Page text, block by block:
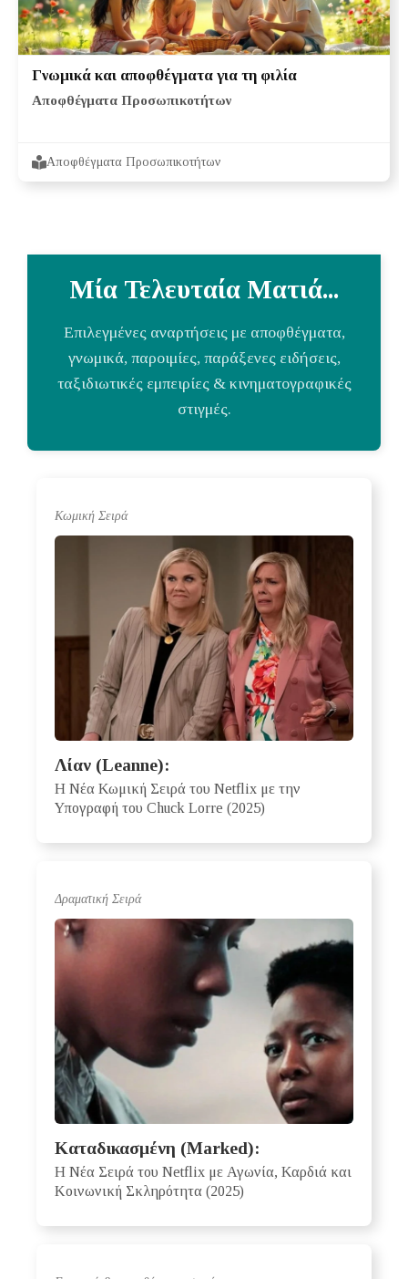
Γνωμικά και αποφθέγματα για τη φιλία
Αποφθέγματα Προσωπικοτήτων
Αποφθέγματα Προσωπικοτήτων
Μία Τελευταία Ματιά...
Επιλεγμένες αναρτήσεις με αποφθέγματα,
γνωμικά, παροιμίες, παράξενες ειδήσεις,
ταξιδιωτικές εμπειρίες & κινηματογραφικές
στιγμές.
Κωμική Σειρά
Λίαν (Leanne):
Η Νέα Κωμική Σειρά του Netflix με την
Υπογραφή του Chuck Lorre (2025)
Δραματική Σειρά
Καταδικασμένη (Marked):
Η Νέα Σειρά του Netflix με Αγωνία, Καρδιά και
Κοινωνική Σκληρότητα (2025)